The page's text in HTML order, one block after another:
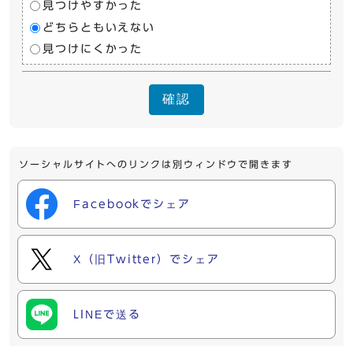
見つけやすかった
どちらともいえない
見つけにくかった
確認
ソーシャルサイトへのリンクは別ウィンドウで開きます
Facebookでシェア
X（旧Twitter）でシェア
LINEで送る